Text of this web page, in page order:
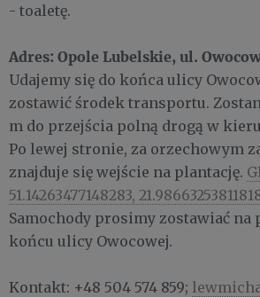
- toaletę.
Adres: Opole Lubelskie, ul.
Udajemy się do końca ulicy
zostawić środek transportu.
m do przejścia polną drogą w
Po lewej stronie, za orzechowym
znajduje się wejście na plantację.
51.14263477148283,
Samochody prosimy zostawiać na
końcu ulicy Owocowej.
Kontakt: +48 504 574 859;